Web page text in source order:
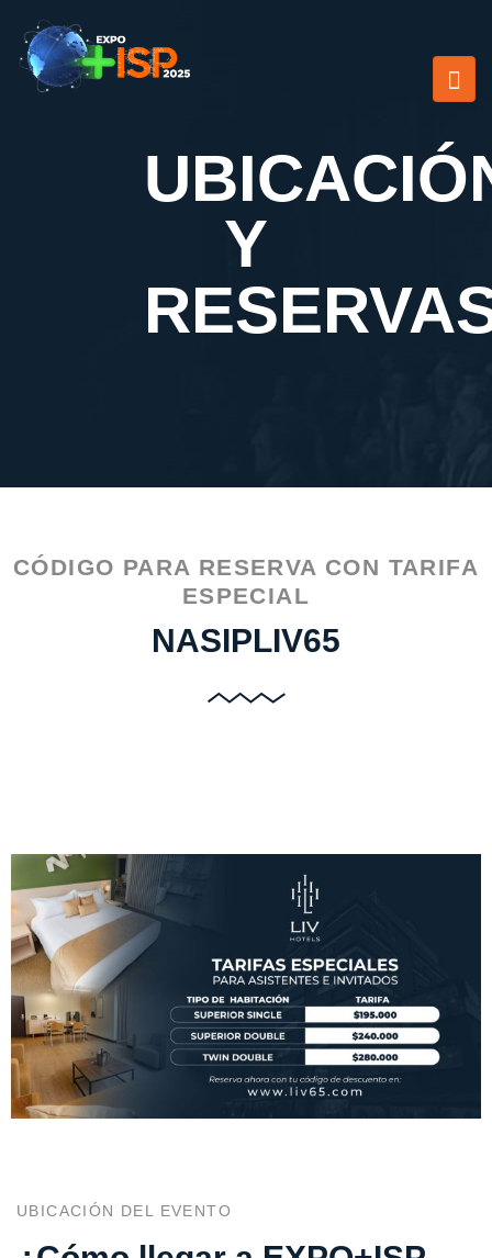
Y
CÓDIGO PARA RESERVA CON TARIFA
ESPECIAL
NASIPLIV65
UBICACIÓN DEL EVENTO